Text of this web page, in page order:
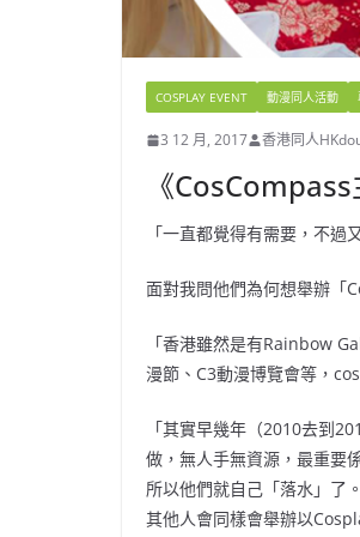
COSPLAY EVENT 動漫同人活動
3 12 月, 2017 香港同人
《
「一直都覺得有需要，不
面對我問他們為何想舉辦「
「香港雖然是有Rainbow
漫節、C3動漫博覽會等，
「其實早幾年（2010去到
做，無人手無資源，最重要
所以他們就自己「落水」了
其他人會同樣會舉辦以